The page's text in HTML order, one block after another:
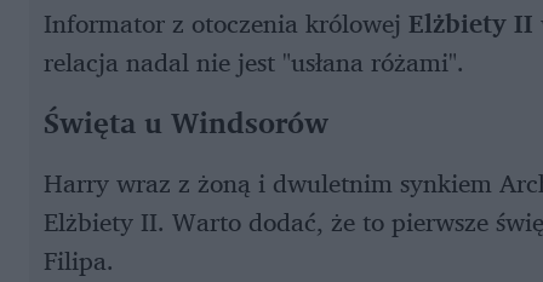
Informator z otoczenia królowej Elżbiety II
relacja nadal nie jest "usłana różami".
Święta u Windsorów
Harry wraz z żoną i dwuletnim synkiem
Elżbiety II. Warto dodać, że to pierwsze
Filipa.